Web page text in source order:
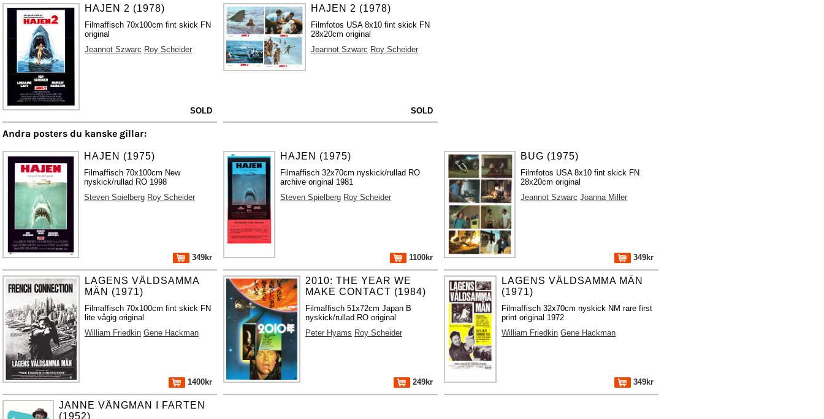
HAJEN 2 (1978)
Filmaffisch 70x100cm fint skick FN
original
Jeannot Szwarc Roy Scheider
SOLD
HAJEN 2 (1978)
Filmfotos USA 8x10 fint skick FN
28x20cm original
Jeannot Szwarc Roy Scheider
SOLD
Andra posters du kanske gillar:
HAJEN (1975)
Filmaffisch 70x100cm New
nyskick/rullad RO 1998
Steven Spielberg Roy Scheider
349kr
HAJEN (1975)
Filmaffisch 32x70cm nyskick/rullad RO
archive original 1981
Steven Spielberg Roy Scheider
1100kr
BUG (1975)
Filmfotos USA 8x10 fint skick FN
28x20cm original
Jeannot Szwarc Joanna Miller
349kr
LAGENS VÅLDSAMMA
MÄN (1971)
Filmaffisch 70x100cm fint skick FN
lite vågig original
William Friedkin Gene Hackman
1400kr
2010: THE YEAR WE
MAKE CONTACT (1984)
Filmaffisch 51x72cm Japan B
nyskick/rullad RO original
Peter Hyams Roy Scheider
249kr
LAGENS VÅLDSAMMA MÄN
(1971)
Filmaffisch 32x70cm nyskick NM rare first
print original 1972
William Friedkin Gene Hackman
349kr
JANNE VÄNGMAN I FARTEN
(1952)